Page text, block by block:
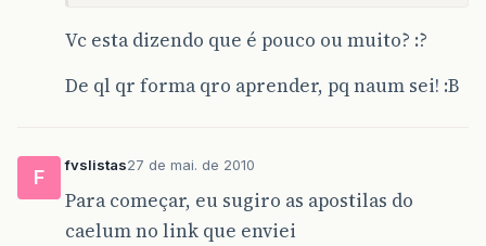
Vc esta dizendo que é pouco ou muito? :?
De ql qr forma qro aprender, pq naum sei! :B
F
fvslistas27 de mai. de 2010
Para começar, eu sugiro as apostilas do
caelum no link que enviei